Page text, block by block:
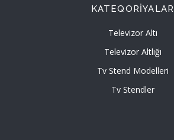
KATEQORIYALAR
Televizor Altı
Televizor Altlığı
Tv Stend Modelleri
Tv Stendler